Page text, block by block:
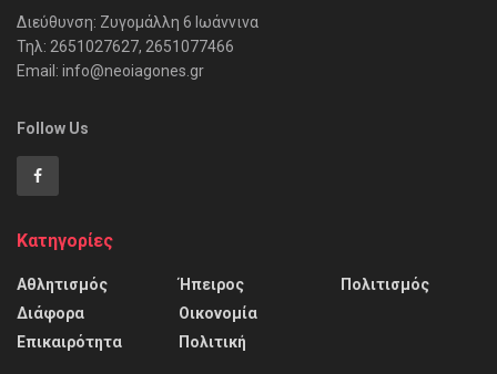
Διεύθυνση: Ζυγομάλλη 6 Ιωάννινα
Τηλ: 2651027627, 2651077466
Email: info@neoiagones.gr
Follow Us
Κατηγορίες
Αθλητισμός
Διάφορα
Επικαιρότητα
Ήπειρος
Οικονομία
Πολιτική
Πολιτισμός